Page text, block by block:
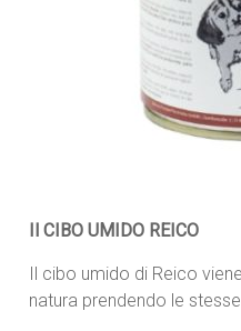
Il CIBO UMIDO REICO
Il cibo umido di Reico
natura prendendo le